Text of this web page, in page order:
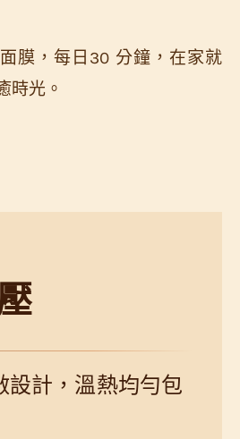
膜，每日30 分鐘，在家就
時光。
設計，溫熱均勻包